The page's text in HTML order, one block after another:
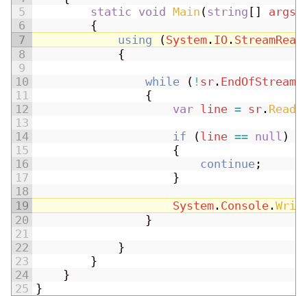
5
6
7
8
9
10
11
12
13
14
15
16
17
18
19
20
21
22
23
24
25
static void Main (string [ ] args
{
using
(System . IO .
{
while
( ! sr . EndOfStream
{
var line = sr .
if
(line == null )
{
continue ;
}
System . Console .
}
}
}
}
}